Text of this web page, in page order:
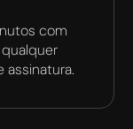
com
assinatura.